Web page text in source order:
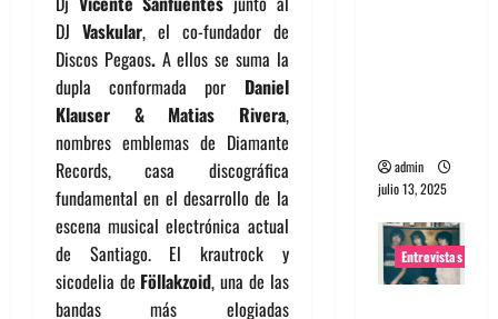
DJ Vaskular, el co-fundador de
Discos Pegaos. A ellos se suma la
dupla conformada por Daniel
Klauser & Matias Rivera,
nombres emblemas de Diamante
Records, casa discográfica
fundamental en el desarrollo de la
escena musical electrónica actual
de Santiago. El krautrock y
sicodelia de Föllakzoid, una de las
bandas más elogiadas
admin
julio 13, 2025
Entrevistas